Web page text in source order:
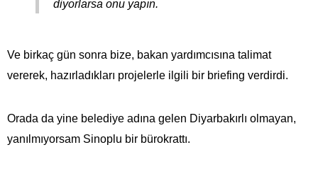
diyorlarsa onu yapın.
Ve birkaç gün sonra bize, bakan yardımcısına talimat
vererek, hazırladıkları projelerle ilgili bir briefing verdirdi.
Orada da yine belediye adına gelen Diyarbakırlı olmayan,
yanılmıyorsam Sinoplu bir bürokrattı.